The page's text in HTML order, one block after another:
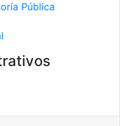
Pública